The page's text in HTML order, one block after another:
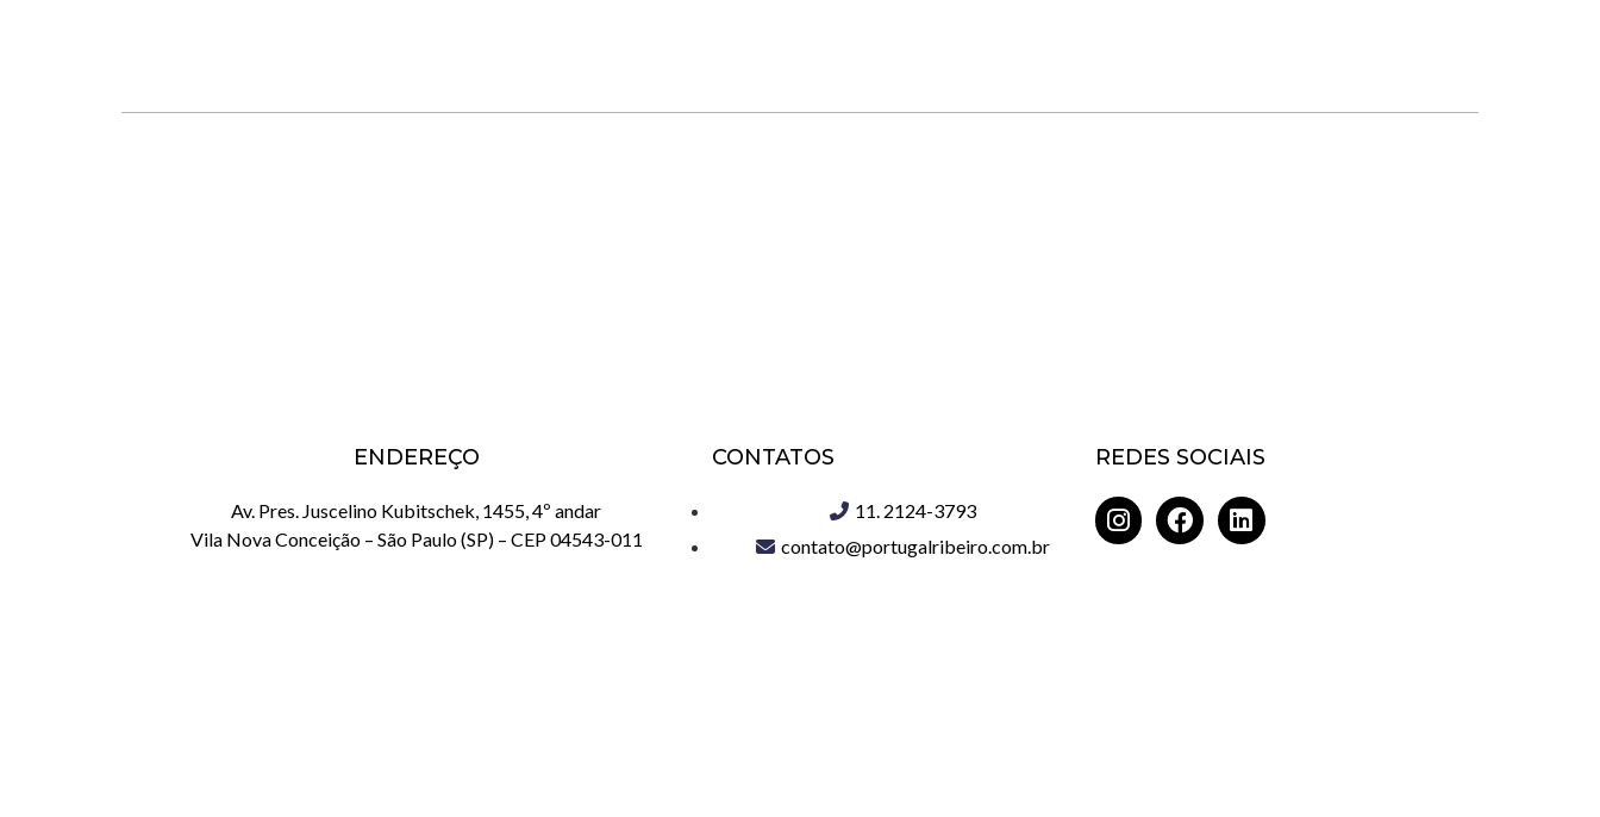
ENDEREÇO
Av. Pres. Juscelino Kubitschek, 1455, 4º andar
Vila Nova Conceição – São Paulo (SP) – CEP 04543-011
CONTATOS
11. 2124-3793
contato@portugalribeiro.com.br
REDES SOCIAIS